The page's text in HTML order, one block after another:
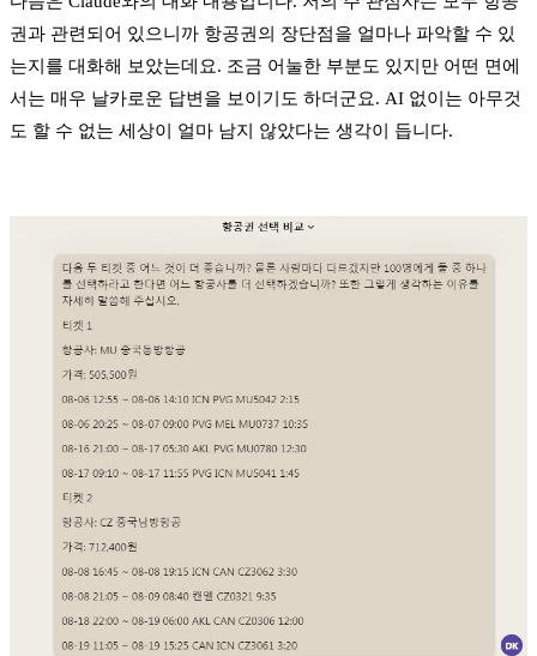
권과 관련되어 있으니까 항공권의 장단점을 얼마나 파악할 수 있
는지를 대화해 보았는데요. 조금 어눌한 부분도 있지만 어떤 면에
서는 매우 날카로운 답변을 보이기도 하더군요. AI 없이는 아무것
도 할 수 없는 세상이 얼마 남지 않았다는 생각이 듭니다.